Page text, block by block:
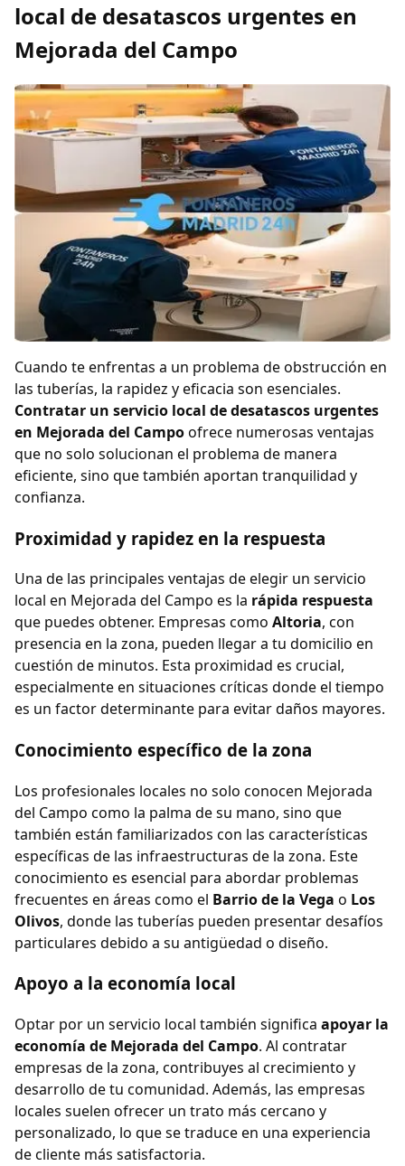
local de desatascos urgentes en
Mejorada del Campo
Cuando te enfrentas a un problema de obstrucción en
las tuberías, la rapidez y eficacia son esenciales.
Contratar un servicio local de desatascos urgentes
en Mejorada del Campoofrece numerosas ventajas
que no solo solucionan el problema de manera
eficiente, sino que también aportan tranquilidad y
confianza.
Proximidad y rapidez en la respuesta
Una de las principales ventajas de elegir un servicio
local en Mejorada del Campo es la rápida respuesta
que puedes obtener. Empresas como Altoria, con
presencia en la zona, pueden llegar a tu domicilio en
cuestión de minutos. Esta proximidad es crucial,
especialmente en situaciones críticas donde el tiempo
es un factor determinante para evitar daños mayores.
Conocimiento específico de la zona
Los profesionales locales no solo conocen Mejorada
del Campo como la palma de su mano, sino que
también están familiarizados con las características
específicas de las infraestructuras de la zona. Este
conocimiento es esencial para abordar problemas
frecuentes en áreas como el Barrio de la Vega o Los
Olivos, donde las tuberías pueden presentar desafíos
particulares debido a su antigüedad o diseño.
Apoyo a la economía local
Optar por un servicio local también significa apoyar la
economía de Mejorada del Campo. Al contratar
empresas de la zona, contribuyes al crecimiento y
desarrollo de tu comunidad. Además, las empresas
locales suelen ofrecer un trato más cercano y
personalizado, lo que se traduce en una experiencia
de cliente más satisfactoria.